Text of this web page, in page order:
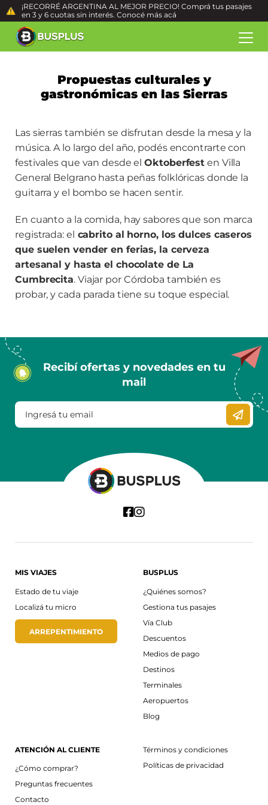
¡RECORRÉ ARGENTINA AL MEJOR PRECIO! Comprá tus pasajes
en 3 y 6 cuotas sin interés. Conocé más acá
Propuestas culturales y
gastronómicas en las Sierras
Las sierras también se disfrutan desde la mesa y la
música. A lo largo del año, podés encontrarte con
festivales que van desde elOktoberfesten Villa
General Belgrano hasta peñas folklóricas donde la
guitarra y el bombo se hacen sentir.
En cuanto a la comida, hay sabores que son marca
registrada: el cabrito al horno, los dulces caseros
que suelen vender en ferias, la cerveza
artesanal y hasta el chocolate de La
Cumbrecita. Viajar por Córdoba también es
probar, y cada parada tiene su toque especial.
Recibí ofertas y novedades en tu
mail
MIS VIAJES
Estado de tu viaje
Localizá tu micro
ARREPENTIMIENTO
BUSPLUS
¿Quiénes somos?
Gestiona tus pasajes
Vía Club
Descuentos
Medios de pago
Destinos
Terminales
Aeropuertos
Blog
ATENCIÓN AL CLIENTE
¿Cómo comprar?
Preguntas frecuentes
Contacto
Términos y condiciones
Políticas de privacidad